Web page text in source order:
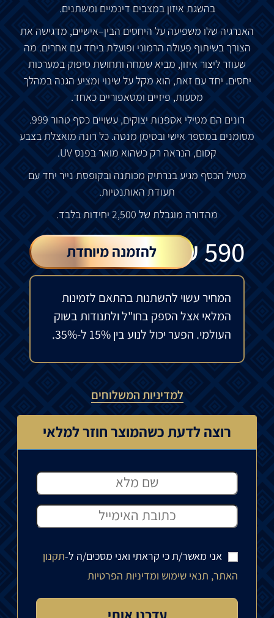
בהשגת איזון במצבים דינמיים ומשתנים.
האנרגיה שלו משפיעה על היחסים הבין–אישיים, מדגישה את
הצורך בשיתוף פעולה הרמוני ופועלתביחד עם אחרים. מה
שעוזרליצור איזון, מביא שמחה ותחושת סיפוק במערכות
יחסים. יחד עם זאת, הוא מקלעל שינוי ומציע הגנה במהלך
מסעות, פיזיים ומטאפוריים כאחד.
רונים הם מטילי אספנות יצוקים, עשויים כסף טהור
מסומנים במספר אישי ובסימן מנטה. כלרונה מואצלתבצבע
קסום, הנראה רק כשהוא מוארבפנס
מטיל הכסף מגיעבנרתיק מכותנה ובקופסת נייר יחד עם
תעודת האותנטיות.
מהדורה מוגבלת של יחידותבלבד.
590
₪ להזמנה מיוחדת
המחיר עשוי להשתנות בהתאם לזמינות
המלאי אצל הספק בחו"ל ולתנודות בשוק
העולמי. הפער יכול לנוע בין 15% ל-35%.
למדיניות המשלוחים
רוצה לדעת כשהמוצר חוזר למלאי
אני מאשר/ת כי קראתי ואני מסכים/ה ל-תקנון
האתר, תנאי שימוש ומדיניות הפרטיות